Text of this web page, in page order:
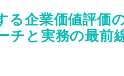
る企業価値評価
チと実務の最前